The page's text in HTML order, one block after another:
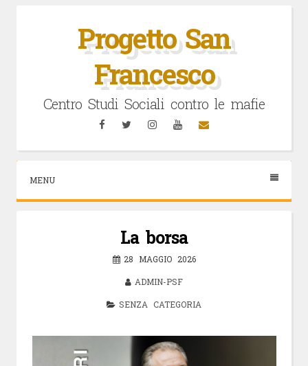
Progetto San
Francesco
Centro Studi Sociali contro le mafie
FacebookTwitterInstagramYouTubeEmail
MENU
La borsa
28 MAGGIO 2026
ADMIN-PSF
SENZA CATEGORIA